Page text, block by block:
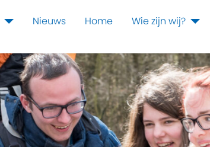
Nieuws Home Wie zijn wij?